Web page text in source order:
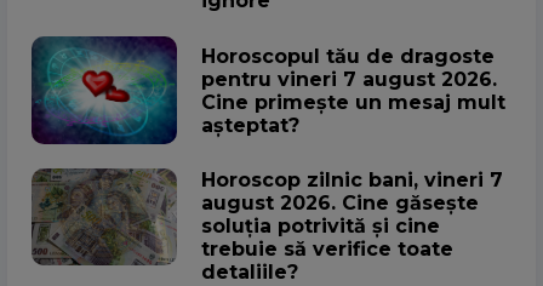
Horoscopul tău de dragoste
pentru vineri 7 august 2026.
Cine primește un mesaj mult
așteptat?
Horoscop zilnic bani, vineri 7
august 2026. Cine găsește
soluția potrivită și cine
trebuie să verifice toate
detaliile?